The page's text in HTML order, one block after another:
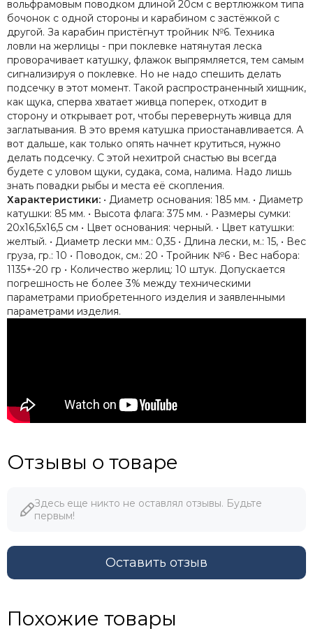
вольфрамовым поводком длиной 20см с вертлюжком типа
бочонок с одной стороны и карабином с застёжкой с
другой. За карабин пристёгнут тройник №6. Техника
ловли на жерлицы - при поклевке натянутая леска
проворачивает катушку, флажок выпрямляется, тем самым
сигнализируя о поклевке. Но не надо спешить делать
подсечку в этот момент. Такой распространенный хищник,
как щука, сперва хватает живца поперек, отходит в
сторону и открывает рот, чтобы перевернуть живца для
заглатывания. В это время катушка приостанавливается. А
вот дальше, как только опять начнет крутиться, нужно
делать подсечку. С этой нехитрой снастью вы всегда
будете с уловом щуки, судака, сома, налима. Надо лишь
знать повадки рыбы и места её скопления.
Характеристики: • Диаметр основания: 185 мм. • Диаметр
катушки: 85 мм. • Высота флага: 375 мм. • Размеры сумки:
20х16,5х16,5 см • Цвет основания: черный. • Цвет катушки:
желтый. • Диаметр лески мм.: 0,35 • Длина лески, м.: 15, • Вес
груза, гр.: 10 • Поводок, см.: 20 • Тройник №6 • Вес набора:
1135+-20 гр • Количество жерлиц: 10 штук. Допускается
погрешность не более 3% между техническими
параметрами приобретенного изделия и заявленными
параметрами изделия.
Отзывы о товаре
Здесь еще никто не оставлял отзывы. Будьте
первым!
Оставить отзыв
Похожие товары